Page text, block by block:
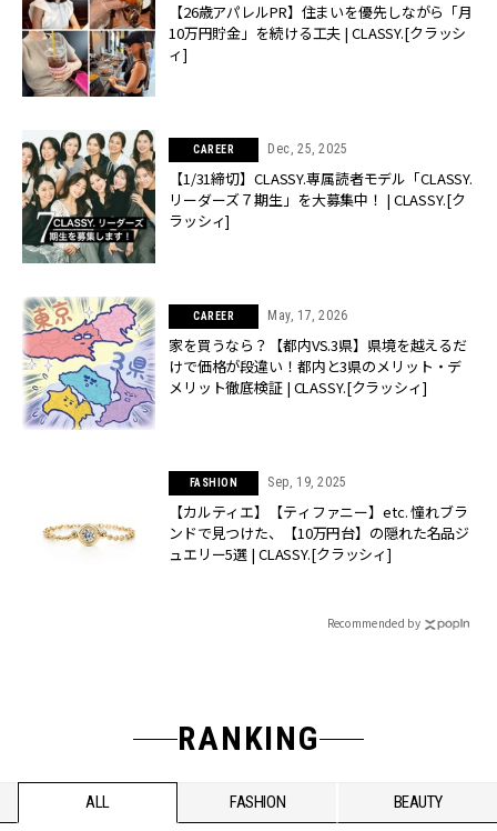
【26歳アパレルPR】住まいを優先しながら「月
10万円貯金」を続ける工夫 | CLASSY.[クラッシ
ィ]
CAREER Dec, 25, 2025
【1/31締切】CLASSY.専属読者モデル「CLASSY.
リーダーズ７期生」を大募集中！ | CLASSY.[ク
ラッシィ]
CAREER May, 17, 2026
家を買うなら？【都内VS.3県】県境を越えるだ
けで価格が段違い！都内と3県のメリット・デ
メリット徹底検証 | CLASSY.[クラッシィ]
FASHION Sep, 19, 2025
【カルティエ】【ティファニー】etc. 憧れブラ
ンドで見つけた、【10万円台】の隠れた名品ジ
ュエリー5選 | CLASSY.[クラッシィ]
Recommended by
RANKING
ALL FASHION BEAUTY